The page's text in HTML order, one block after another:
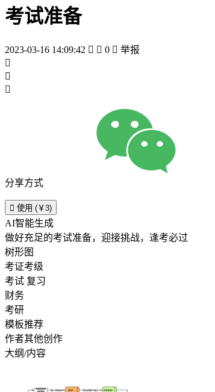
考试准备
2023-03-16 14:09:42   0  举报



分享方式
 使用 (￥3)
AI智能生成
做好充足的考试准备，迎接挑战，逢考必过
树形图
考证考级
考试 复习
财务
考研
模板推荐
作者其他创作
大纲/内容